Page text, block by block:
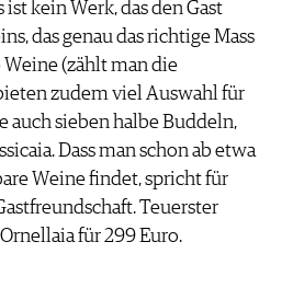
kein Werk, das den Gast
das genau das richtige Mass
(zählt man die
zudem viel Auswahl für
auch sieben halbe Buddeln,
Dass man schon ab etwa
Weine findet, spricht für
Teuerster
für 299 Euro.